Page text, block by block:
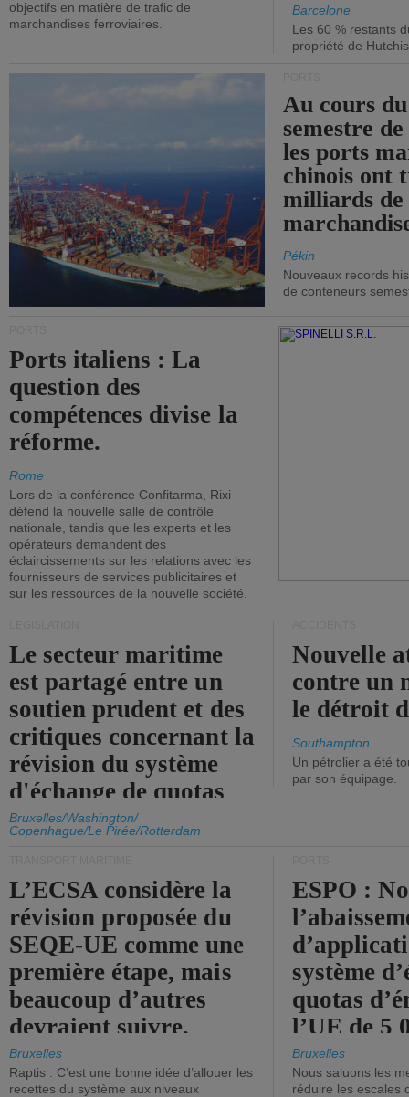
objectifs en matière de trafic de
marchandises ferroviaires.
Barcelone
Les 60 % restants
propriété de
Au cours
semestre
les ports
chinois ont
milliards de
Pékin
Nouveaux records
de conteneurs
Ports italiens : La
question des
compétences divise la
réforme.
Rome
Lors de la conférence Confitarma, Rixi
défend la nouvelle salle de contrôle
nationale, tandis que les experts et les
opérateurs demandent des
éclaircissements sur les relations avec les
fournisseurs de services publicitaires et
sur les ressources de la nouvelle société.
Le secteur maritime
est partagé entre un
soutien prudent et des
critiques concernant la
révision du système
d'échange de quotas
d'émission de l'UE.
Bruxelles/Washington/
Copenhague/Le Pirée/Rotterdam
Nouvelle
contre un
le détroit
Southampton
Un pétrolier a été
par son équipage.
L’ECSA considère la
révision proposée du
SEQE-UE comme une
première étape, mais
beaucoup d’autres
devraient suivre.
Bruxelles
Raptis : C’est une bonne idée d’allouer les
recettes du système aux niveaux
ESPO :
système
quotas
l’UE de 5
tonneaux
brute.
Bruxelles
Nous saluons les
réduire les escales